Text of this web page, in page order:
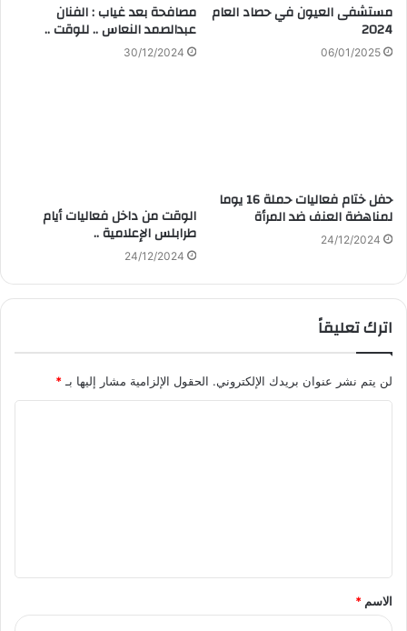
مستشفى العيون في حصاد العام
2024
06/01/2025
مصافحة بعد غياب : الفنان
عبدالصمد النعاس .. للوقت ..
30/12/2024
حفل ختام فعاليات حملة 16 يوما
لمناهضة العنف ضد المرأة
24/12/2024
الوقت من داخل فعاليات أيام
طرابلس الإعلامية ..
24/12/2024
اترك تعليقاً
لن يتم نشر عنوان بريدك الإلكتروني. الحقول الإلزامية مشار إليها بـ*
ق
*
الاسم *